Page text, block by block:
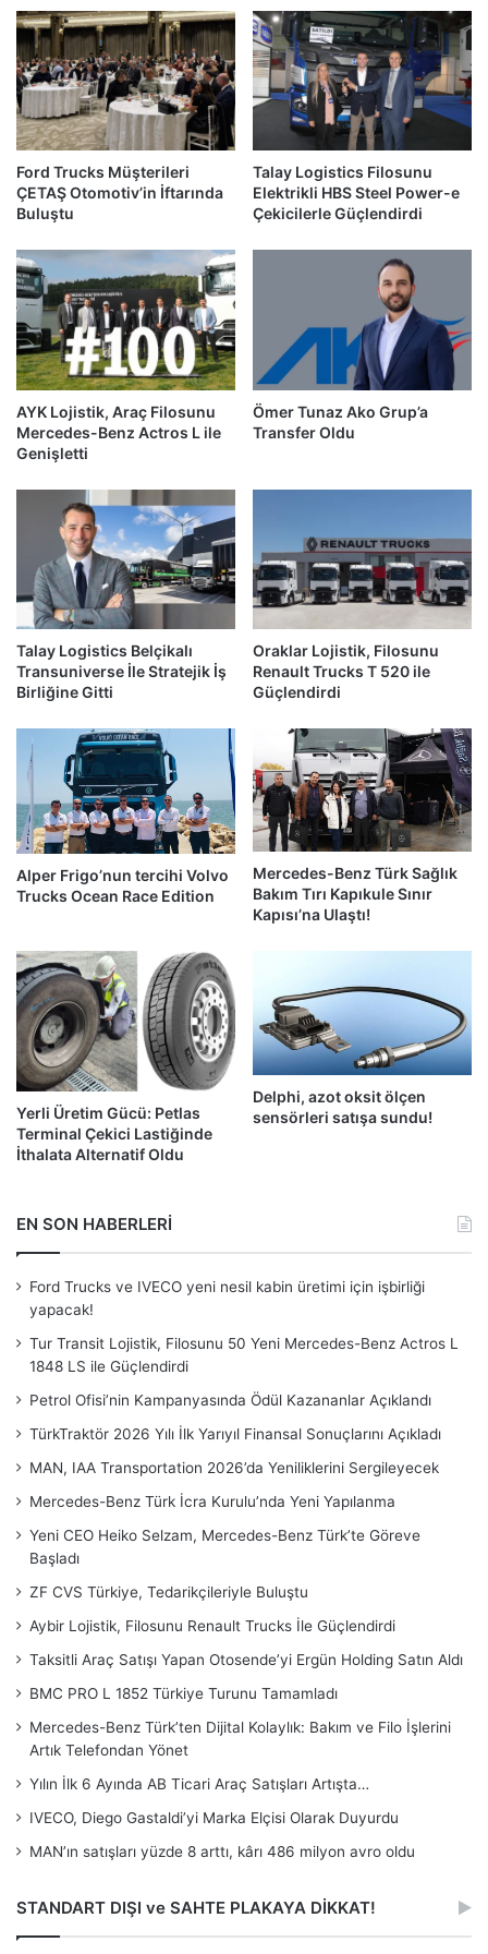
Ford Trucks Müşterileri
ÇETAŞ Otomotiv’in İftarında
Buluştu
Talay Logistics Filosunu
Elektrikli HBS Steel Power-e
Çekicilerle Güçlendirdi
AYK Lojistik, Araç Filosunu
Mercedes-Benz Actros L ile
Genişletti
Ömer Tunaz Ako Grup’a
Transfer Oldu
Talay Logistics Belçikalı
Transuniverse İle Stratejik İş
Birliğine Gitti
Oraklar Lojistik, Filosunu
Renault Trucks T 520 ile
Güçlendirdi
Alper Frigo’nun tercihi Volvo
Trucks Ocean Race Edition
Mercedes-Benz Türk Sağlık
Bakım Tırı Kapıkule Sınır
Kapısı’na Ulaştı!
Yerli Üretim Gücü: Petlas
Terminal Çekici Lastiğinde
İthalata Alternatif Oldu
Delphi, azot oksit ölçen
sensörleri satışa sundu!
EN SON HABERLERİ
Ford Trucks ve IVECO yeni nesil kabin üretimi için işbirliği
yapacak!
Tur Transit Lojistik, Filosunu 50 Yeni Mercedes-Benz Actros L
1848 LS ile Güçlendirdi
Petrol Ofisi’nin Kampanyasında Ödül Kazananlar Açıklandı
TürkTraktör 2026 Yılı İlk Yarıyıl Finansal Sonuçlarını Açıkladı
MAN, IAA Transportation 2026’da Yeniliklerini Sergileyecek
Mercedes-Benz Türk İcra Kurulu’nda Yeni Yapılanma
Yeni CEO Heiko Selzam, Mercedes-Benz Türk’te Göreve
Başladı
ZF CVS Türkiye, Tedarikçileriyle Buluştu
Aybir Lojistik, Filosunu Renault Trucks İle Güçlendirdi
Taksitli Araç Satışı Yapan Otosende’yi Ergün Holding Satın Aldı
BMC PRO L 1852 Türkiye Turunu Tamamladı
Mercedes-Benz Türk’ten Dijital Kolaylık: Bakım ve Filo İşlerini
Artık Telefondan Yönet
Yılın İlk 6 Ayında AB Ticari Araç Satışları Artışta…
IVECO, Diego Gastaldi’yi Marka Elçisi Olarak Duyurdu
MAN’ın satışları yüzde 8 arttı, kârı 486 milyon avro oldu
STANDART DIŞI ve SAHTE PLAKAYA DİKKAT!